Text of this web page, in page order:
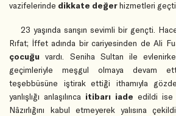
vazifelerinde dikkate değerhizmetleri
23 yaşında sarışın sevimli bir gençti.
Rıfat; İffet adında bir cariyesinden de Ali
çocuğu vardı. Seniha Sultan ile
geçimleriyle meşgul olmaya devam
teşebbüsüne iştirak ettiği ithamıyla
yanlışlığı anlaşılınca itibarı iade edildi ise
Nâzırlığını kabul etmeyerek yalısına